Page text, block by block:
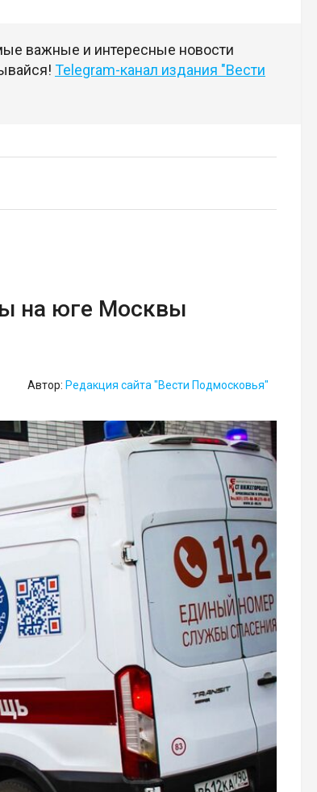
важные и интересные новости
Telegram-канал издания "Вести
на юге Москвы
Автор: Редакция сайта "Вести Подмосковья"